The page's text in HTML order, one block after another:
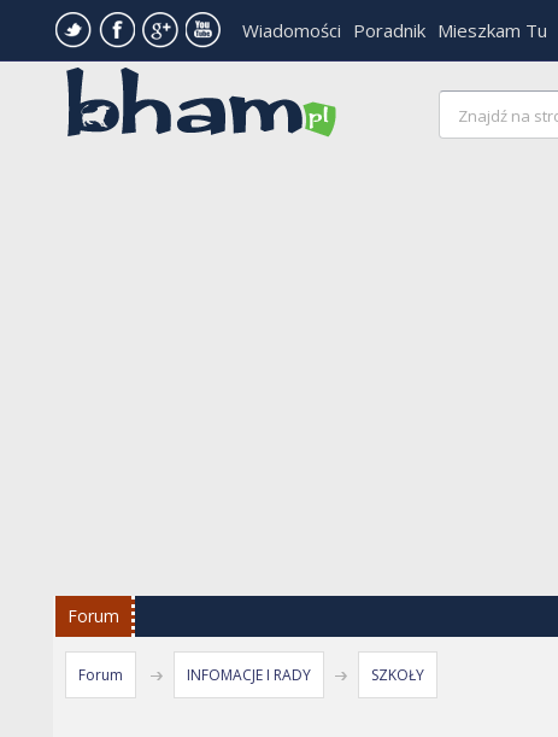
Wiadomości Poradnik Mieszkam Tu
Forum
Forum INFOMACJE I RADY SZKOŁY